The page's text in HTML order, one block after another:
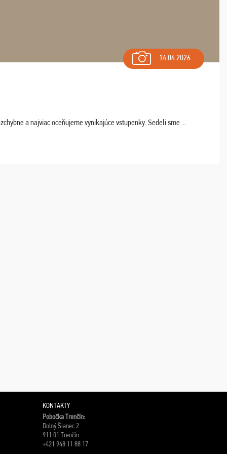
14.04.2026
a najviac oceňujeme vynikajúce vstupenky. Sedeli sme ...
KONTAKTY
Pobočka Trenčín:
Dolný Šianec 2
911 01 Trenčín
+421 948 11 88 17